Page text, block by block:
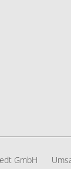
GmbH